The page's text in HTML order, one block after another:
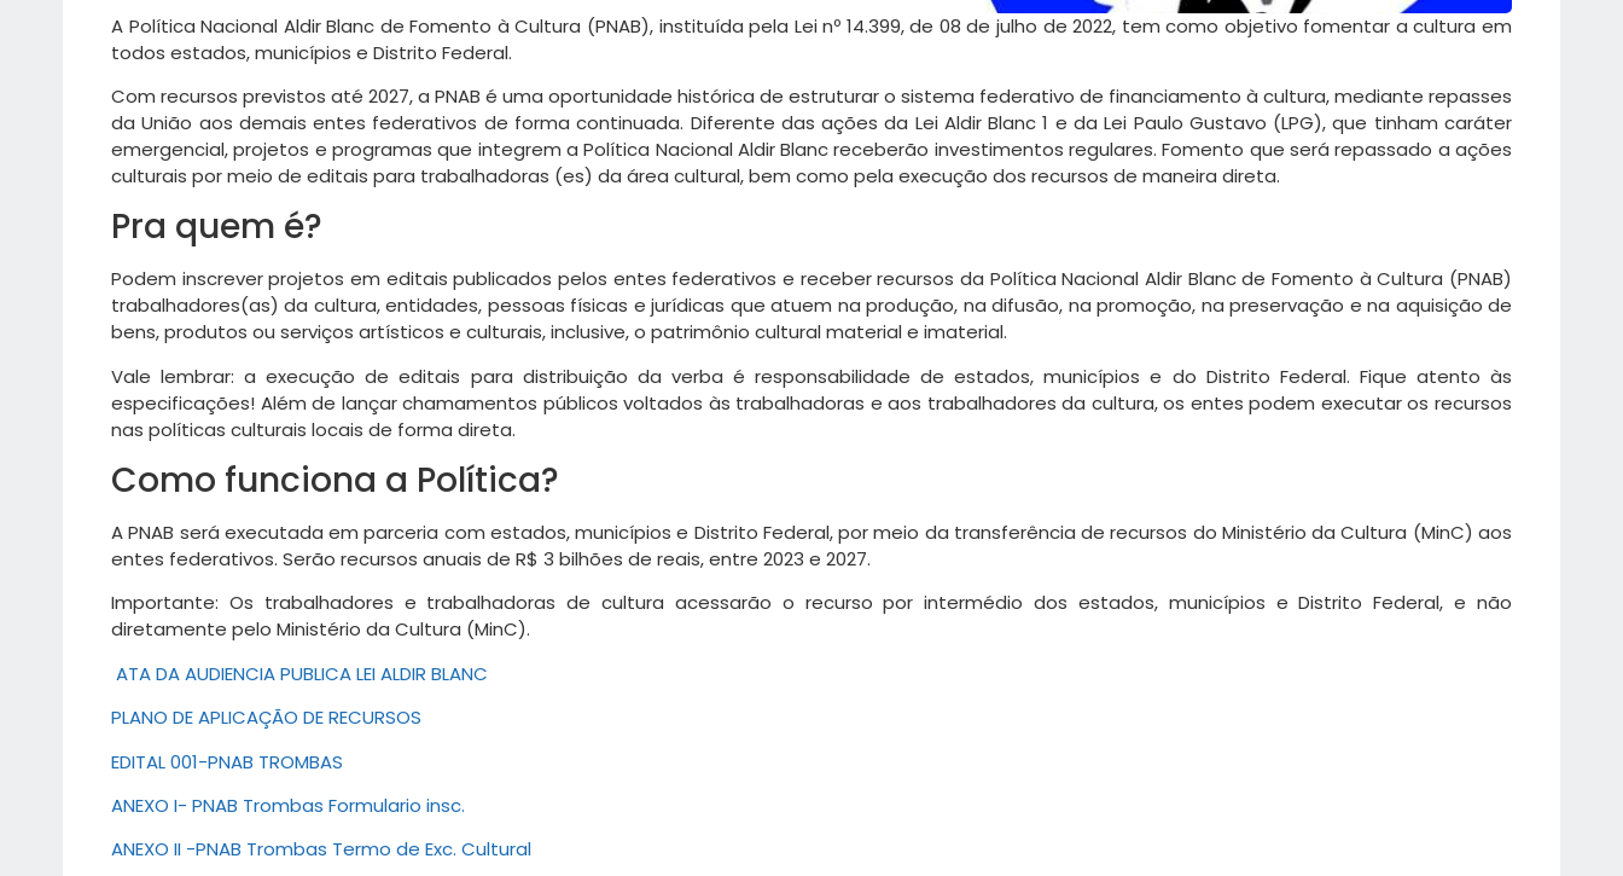
A Política Nacional Aldir Blanc de Fomento à Cultura (PNAB), instituída pela Lei nº 14.399, de 08 de julho de 2022, tem como objetivo fomentar a cultura em
todos estados, municípios e Distrito Federal.
Com recursos previstos até 2027, a PNAB é uma oportunidade histórica de estruturar o sistema federativo de financiamento à cultura, mediante repasses
da União aos demais entes federativos de forma continuada. Diferente das ações da Lei Aldir Blanc 1 e da Lei Paulo Gustavo (LPG), que tinham caráter
emergencial, projetos e programas que integrem a Política Nacional Aldir Blanc receberão investimentos regulares. Fomento que será repassado a ações
culturais por meio de editais para trabalhadoras (es) da área cultural, bem como pela execução dos recursos de maneira direta.
Pra quem é?
Podem inscrever projetos em editais publicados pelos entes federativos e receber recursos da Política Nacional Aldir Blanc de Fomento à Cultura (PNAB)
trabalhadores(as) da cultura, entidades, pessoas físicas e jurídicas que atuem na produção, na difusão, na promoção, na preservação e na aquisição de
bens, produtos ou serviços artísticos e culturais, inclusive, o patrimônio cultural material e imaterial.
Vale lembrar: a execução de editais para distribuição da verba é responsabilidade de estados, municípios e do Distrito Federal. Fique atento às
especificações! Além de lançar chamamentos públicos voltados às trabalhadoras e aos trabalhadores da cultura, os entes podem executar os recursos
nas políticas culturais locais de forma direta.
Como funciona a Política?
A PNAB será executada em parceria com estados, municípios e Distrito Federal, por meio da transferência de recursos do Ministério da Cultura (MinC) aos
entes federativos. Serão recursos anuais de R$ 3 bilhões de reais, entre 2023 e 2027.
Importante: Os trabalhadores e trabalhadoras de cultura acessarão o recurso por intermédio dos estados, municípios e Distrito Federal, e não
diretamente pelo Ministério da Cultura (MinC).
ATA DA AUDIENCIA PUBLICA LEI ALDIR BLANC
PLANO DE APLICAÇÃO DE RECURSOS
EDITAL 001-PNAB TROMBAS
ANEXO I- PNAB Trombas Formulario insc.
ANEXO II -PNAB Trombas Termo de Exc. Cultural